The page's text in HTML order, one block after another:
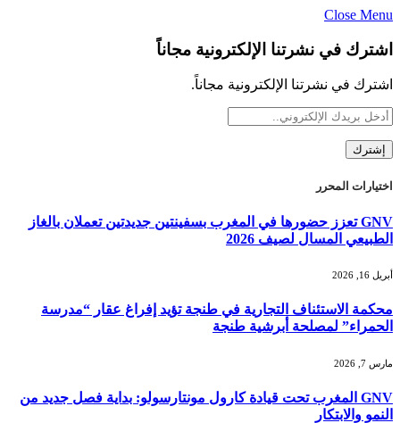
Close Menu
اشترك في نشرتنا الإلكترونية مجاناً
اشترك في نشرتنا الإلكترونية مجاناً.
اختيارات المحرر
GNV تعزز حضورها في المغرب بسفينتين جديدتين تعملان بالغاز
الطبيعي المسال لصيف 2026
أبريل 16, 2026
محكمة الاستئناف التجارية في طنجة تؤيد إفراغ عقار “مدرسة
الحمراء” لمصلحة أبرشية طنجة
مارس 7, 2026
GNV المغرب تحت قيادة كارول مونتارسولو: بداية فصل جديد من
النمو والابتكار